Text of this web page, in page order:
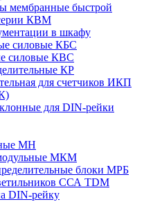
мембранные быстрой
КВМ
в шкафу
силовые КБС
силовые КВС
КР
для счетчиков ИКП
для DIN-рейки
МН
МКМ
блоки МРБ
ССА TDM
DIN-рейку